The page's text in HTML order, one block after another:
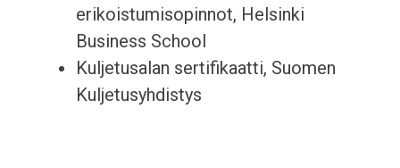
erikoistumisopinnot, Helsinki
Business School
Kuljetusalan sertifikaatti, Suomen
Kuljetusyhdistys